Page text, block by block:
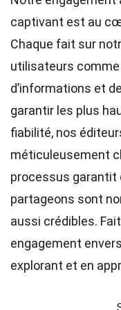
captivant est au
Chaque fait sur
utilisateurs
d’informations et
garantir les plus
fiabilité, nos
méticuleusement
processus garantit
partageons sont
aussi crédibles.
engagement
explorant et en